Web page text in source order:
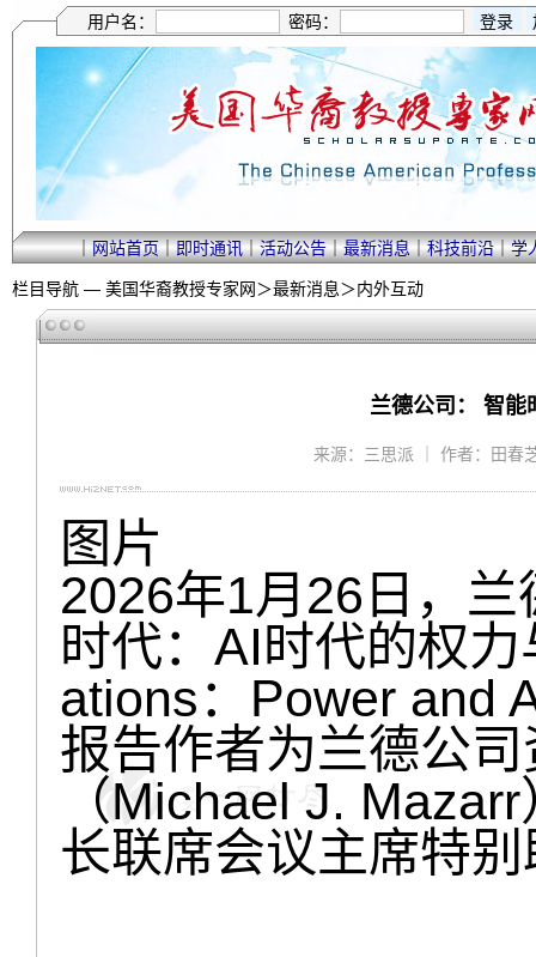
用户名： 密码：
｜网站首页｜即时通讯｜活动公告｜最新消息｜科技前沿｜学
栏目导航 — 美国华裔教授专家网＞最新消息＞内外互动
兰德公司： 智能
来源：三思派 ｜ 作者：田春
图片
2026年1月26日，
时代：AI时代的权
ations：Power and
报告作者为兰德公
（Michael J.
长联席会议主席特